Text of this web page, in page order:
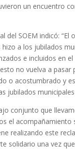
un encuentro
del SOEM indicó:
a los jubilados
e incluidos en
no vuelva a
o acostumbrado y
jubilados
conjunto que
el
realizando este
solidario una vez